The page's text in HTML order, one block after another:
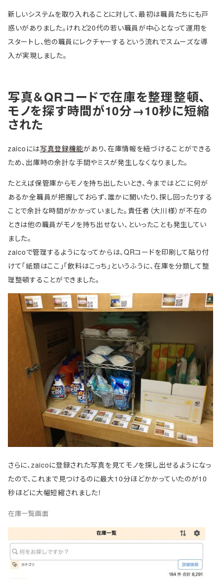
新しいシステムを取り入れることに対して、最初は職員たちにも戸
惑いがありました。けれど20代の若い職員が中心となって運用を
スタートし、他の職員にレクチャーするという流れでスムーズな導
入が実現しました。
写真＆QRコードで在庫を整理整頓、
モノを探す時間が10分→10秒に短縮
された
zaicoには写真登録機能があり、在庫情報を紐づけることができる
ため、出庫時の余計な手間やミスが発生しなくなりました。
たとえば保管庫からモノを持ち出したいとき、今まではどこに何が
あるか全職員が把握しておらず、誰かに聞いたり、探し回ったりする
ことで余計な時間がかかっていました。責任者（大川様）が不在の
ときは他の職員がモノを持ち出せない、といったことも発生してい
ました。
zaicoで管理するようになってからは、QRコードを印刷して貼り付
けて「紙類はここ」「飲料はこっち」というふうに、在庫を分類して整
理整頓することができました。
さらに、zaicoに登録された写真を見てモノを探し出せるようになっ
たので、これまで見つけるのに最大10分ほどかかっていたのが10
秒ほどに大幅短縮されました！
在庫一覧画面